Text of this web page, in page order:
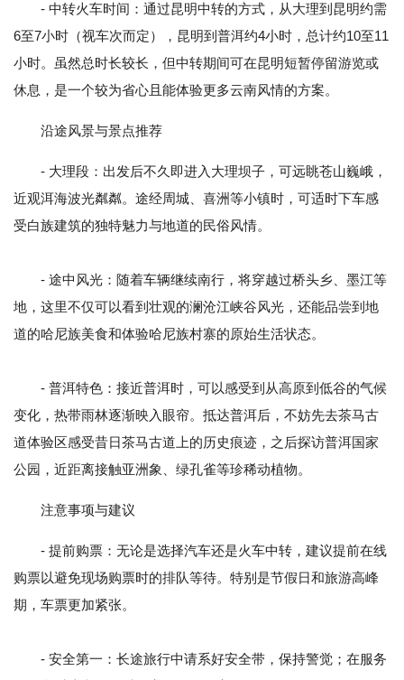
- 中转火车时间：通过昆明中转的方式，从大理到昆明约需
6至7小时（视车次而定），昆明到普洱约4小时，总计约10至11
小时。虽然总时长较长，但中转期间可在昆明短暂停留游览或
休息，是一个较为省心且能体验更多云南风情的方案。
沿途风景与景点推荐
- 大理段：出发后不久即进入大理坝子，可远眺苍山巍峨，
近观洱海波光粼粼。途经周城、喜洲等小镇时，可适时下车感
受白族建筑的独特魅力与地道的民俗风情。
- 途中风光：随着车辆继续南行，将穿越过桥头乡、墨江等
地，这里不仅可以看到壮观的澜沧江峡谷风光，还能品尝到地
道的哈尼族美食和体验哈尼族村寨的原始生活状态。
- 普洱特色：接近普洱时，可以感受到从高原到低谷的气候
变化，热带雨林逐渐映入眼帘。抵达普洱后，不妨先去茶马古
道体验区感受昔日茶马古道上的历史痕迹，之后探访普洱国家
公园，近距离接触亚洲象、绿孔雀等珍稀动植物。
注意事项与建议
- 提前购票：无论是选择汽车还是火车中转，建议提前在线
购票以避免现场购票时的排队等待。特别是节假日和旅游高峰
期，车票更加紧张。
- 安全第一：长途旅行中请系好安全带，保持警觉；在服务